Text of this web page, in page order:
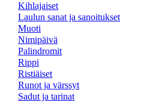
Kihlajaiset
Laulun sanat ja sanoitukset
Muoti
Nimipäivä
Palindromit
Rippi
Ristiäiset
Runot ja värssyt
Sadut ja tarinat